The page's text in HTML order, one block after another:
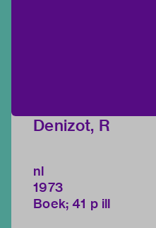
Denizot, R
nl
1973
Boek; 41 p ill